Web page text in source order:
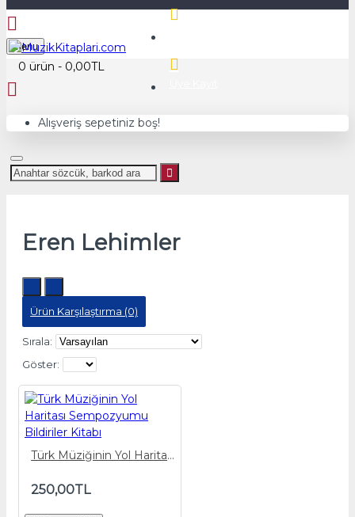
Menu
0 ürün - 0,00TL
Alışveriş sepetiniz boş!
Eren Lehimler
Ürün Karşılaştırma (0)
Sırala:
Göster:
Türk Müziğinin Yol Haritası Sempozyumu Bildiriler Kitabı
250,00TL